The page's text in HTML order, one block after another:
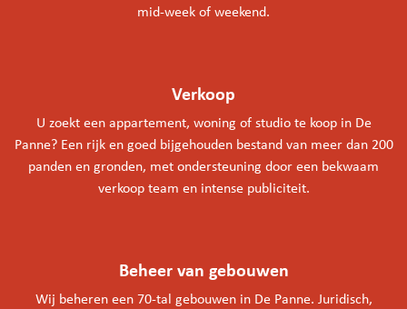
mid-week of weekend.
Verkoop
U zoekt een appartement, woning of studio te koop in De
Panne? Een rijk en goed bijgehouden bestand van meer dan 200
panden en gronden, met ondersteuning door een bekwaam
verkoop team en intense publiciteit.
Beheer van gebouwen
Wij beheren een 70-tal gebouwen in De Panne. Juridisch,